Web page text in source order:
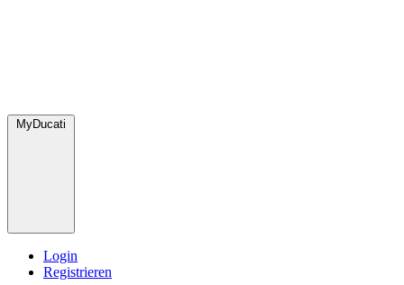
MyDucati
Login
Registrieren